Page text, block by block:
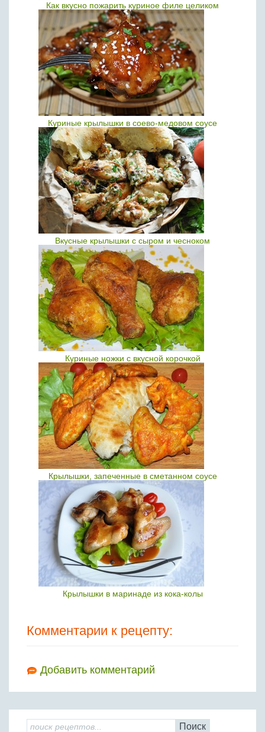
Как вкусно пожарить куриное филе целиком
Куриные крылышки в соево-медовом соусе
Вкусные крылышки с сыром и чесноком
Куриные ножки с вкусной корочкой
Крылышки, запеченные в сметанном соусе
Крылышки в маринаде из кока-колы
Комментарии к рецепту:
Добавить комментарий
Поиск